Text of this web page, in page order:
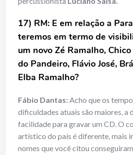
17) RM: E em relação a
teremos em termo de
um novo Zé Ramalho, Chico
do Pandeiro, Flávio José,
Elba Ramalho?
Fábio Dantas:Acho que os
dificuldades atuais são maiores, a
facilidade para gravar um CD. O
artístico do país é diferente, mais
nomes que você citou